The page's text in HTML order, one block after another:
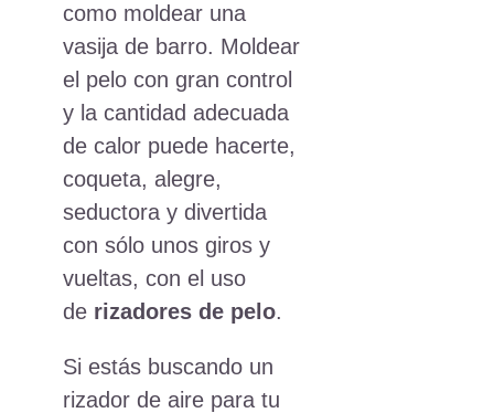
como moldear una
vasija de barro. Moldear
el pelo con gran control
y la cantidad adecuada
de calor puede hacerte,
coqueta, alegre,
seductora y divertida
con sólo unos giros y
vueltas, con el uso
de rizadores de pelo.
Si estás buscando un
rizador de aire para tu